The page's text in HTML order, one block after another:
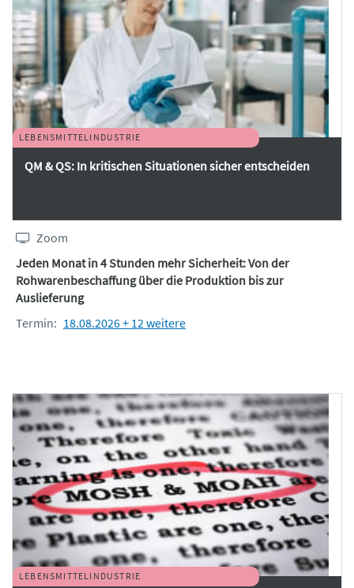
LEBENSMITTELINDUSTRIE
QM & QS: In kritischen Situationen sicher entscheiden
Zoom
Jeden Monat in 4 Stunden mehr Sicherheit: Von der
Rohwarenbeschaffung über die Produktion bis zur
Auslieferung
Termin: 18.08.2026 + 12 weitere
LEBENSMITTELINDUSTRIE